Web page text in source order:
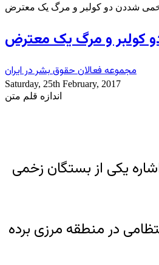
شددن دو کولبر و مرگ یک معترض
کولبر و مرگ یک معترض
مجموعه فعالان حقوق بشر در ایران
Saturday, 25th February, 2017
اندازه قلم متن
یکی از بستگان زخمی
در منطقه مرزی برده